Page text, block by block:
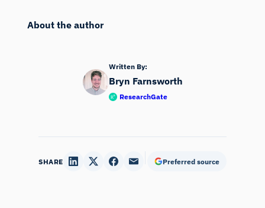
About the author
Written By:
Bryn Farnsworth
ResearchGate
SHARE Preferred source